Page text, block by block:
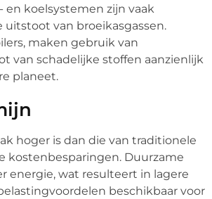
koelsystemen zijn vaak
uitstoot van broeikasgassen.
maken gebruik van
van schadelijke stoffen aanzienlijk
planeet.
hoger is dan die van traditionele
kostenbesparingen. Duurzame
energie, wat resulteert in lagere
beschikbaar voor